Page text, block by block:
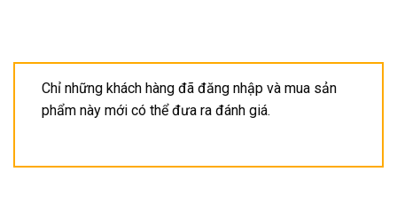
Chỉ những khách hàng đã đăng nhập và mua sản
phẩm này mới có thể đưa ra đánh giá.